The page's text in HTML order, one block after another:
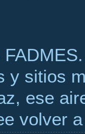
y sitios
ese
volver